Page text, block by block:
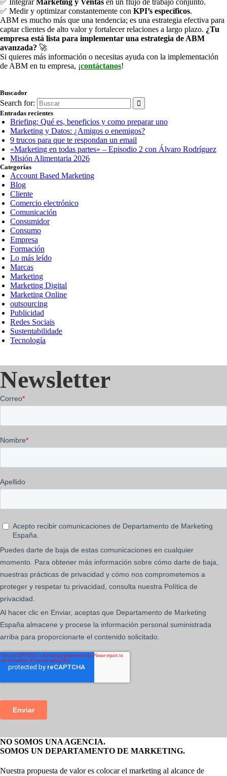
✅ IntegrarMarketing y Ventas en un flujo de trabajo conjunto.
✅ Medir y optimizar constantemente con KPI’s específicos.
ABM es mucho más que una tendencia; es una estrategia efectiva para
captar clientes de alto valor y fortalecer relaciones a largo plazo. ¿Tu
empresa está lista para implementar una estrategia de ABM
avanzada? 🚀
Si quieres más información o necesitas ayuda con la implementación
de ABM en tu empresa, ¡contáctanos!
Buscador
Search for:
Entradas recientes
Briefing: Qué es, beneficios y como preparar uno
Marketing y Datos: ¿Amigos o enemigos?
9 trucos para que te respondan un email
«Marketing en todas partes» – Episodio 2 con Álvaro Rodríguez
Misión Alimentaria 2026
Categorías
Account Based Marketing
Blog
Cliente
Comercio electrónico
Comunicación
Consumidor
Consumo
Empresa
Formación
Lo más leído
Marcas
Marketing
Marketing Digital
Marketing Online
outsourcing
Publicidad
Redes Sociais
Sustentabilidade
Tecnología
Newsletter
NO SOMOS UNA AGENCIA.
SOMOS UN DEPARTAMENTO DE MARKETING.
Nuestra propuesta de valor es colocar el marketing al alcance de